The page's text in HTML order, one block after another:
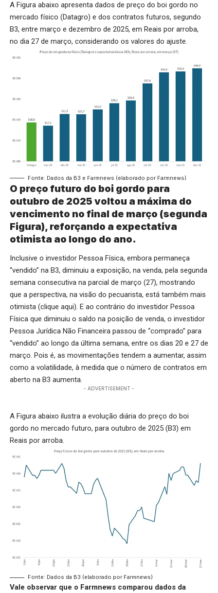
A Figura abaixo apresenta dados de preço do boi gordo no
mercado físico (Datagro) e dos contratos futuros, segundo
B3, entre março e dezembro de 2025, em Reais por arroba,
no dia 27 de março, considerando os valores do ajuste.
Fonte: Dados da B3 e Farmnews (elaborado por Farmnews)
O preço futuro do boi gordo para
outubro de 2025 voltou a máxima do
vencimento no final de março (segunda
Figura), reforçando a expectativa
otimista ao longo do ano.
Inclusive o investidor Pessoa Física, embora permaneça
“vendido” na B3, diminuiu a exposição, na venda, pela segunda
semana consecutiva na parcial de março (27), mostrando
que a perspectiva, na visão do pecuarista, está também mais
otimista (clique aqui). E ao contrário do investidor Pessoa
Física que diminuiu o saldo na posição de venda, o investidor
Pessoa Jurídica Não Financeira passou de “comprado” para
“vendido” ao longo da última semana, entre os dias 20 e 27 de
março. Pois é, as movimentações tendem a aumentar, assim
como a volatilidade, à medida que o número de contratos em
aberto na B3 aumenta.
- ADVERTISEMENT -
A Figura abaixo ilustra a evolução diária do preço do boi
gordo no mercado futuro, para outubro de 2025 (B3) em
Reais por arroba.
Fonte: Dados da B3 (elaborado por Farmnews)
Vale observar que o Farmnews comparou dados da